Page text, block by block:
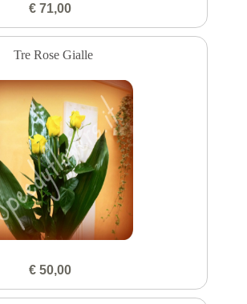
€ 71,00
Tre Rose Gialle
€ 50,00